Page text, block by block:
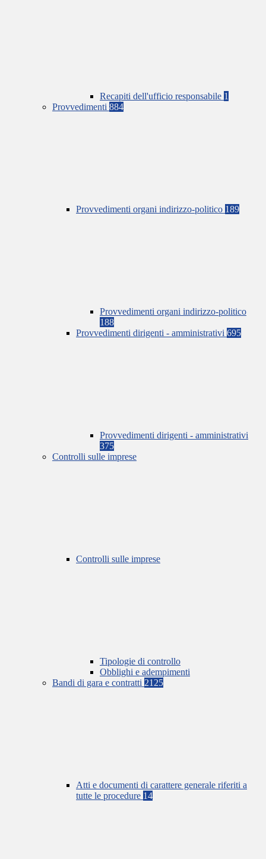
Recapiti dell'ufficio responsabile 1
Provvedimenti 884
Provvedimenti organi indirizzo-politico 189
Provvedimenti organi indirizzo-politico
188
Provvedimenti dirigenti - amministrativi 695
Provvedimenti dirigenti - amministrativi
375
Controlli sulle imprese
Controlli sulle imprese
Tipologie di controllo
Obblighi e adempimenti
Bandi di gara e contratti 2125
Atti e documenti di carattere generale riferiti a
tutte le procedure 14